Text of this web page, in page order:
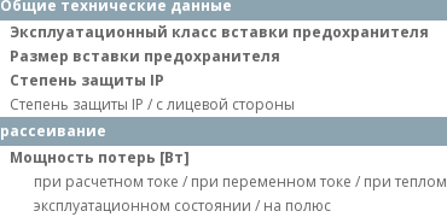
Общие технические данные
Эксплуатационный класс вставки предохранителя
Размер вставки предохранителя
Степень защиты IP
Степень защиты IP / с лицевой стороны
рассеивание
Мощность потерь [Вт]
при расчетном токе / при переменном токе / при теплом
эксплуатационном состоянии / на полюс